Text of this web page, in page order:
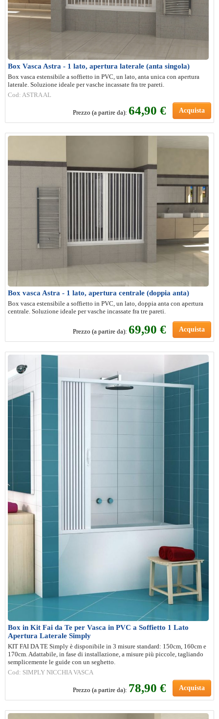
Box Vasca Astra - 1 lato, apertura laterale (anta singola)
Box vasca estensibile a soffietto in PVC, un lato, anta unica con apertura
laterale. Soluzione ideale per vasche incassate fra tre pareti.
Cod: ASTRA AL
Prezzo (a partire da): 64,90 € Acquista
Box vasca Astra - 1 lato, apertura centrale (doppia anta)
Box vasca estensibile a soffietto in PVC, un lato, doppia anta con apertura
centrale. Soluzione ideale per vasche incassate fra tre pareti.
Prezzo (a partire da): 69,90 € Acquista
Box in Kit Fai da Te per Vasca in PVC a Soffietto 1 Lato
Apertura Laterale Simply
KIT FAI DA TE Simply è disponibile in 3 misure standard: 150cm, 160cm e
170cm. Adattabile, in fase di installazione, a misure più piccole, tagliando
semplicemente le guide con un seghetto.
Cod: SIMPLY NICCHIA VASCA
Prezzo (a partire da): 78,90 € Acquista